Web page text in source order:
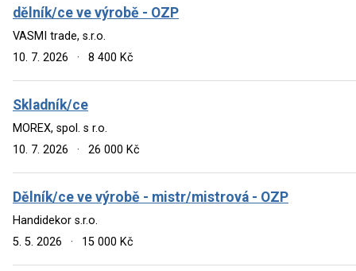
dělník/ce ve výrobě - OZP
VASMI trade, s.r.o.
10. 7. 2026
· 8 400 Kč
Skladník/ce
MOREX, spol. s r.o.
10. 7. 2026
· 26 000 Kč
Dělník/ce ve výrobě - mistr/mistrová - OZP
Handidekor s.r.o.
5. 5. 2026
· 15 000 Kč